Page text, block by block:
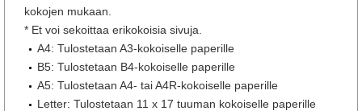
kokojen mukaan.
* Et voi sekoittaa erikokoisia sivuja.
A4: Tulostetaan A3-kokoiselle paperille
B5: Tulostetaan B4-kokoiselle paperille
A5: Tulostetaan A4- tai A4R-kokoiselle paperille
Letter: Tulostetaan 11 x 17 tuuman kokoiselle paperille